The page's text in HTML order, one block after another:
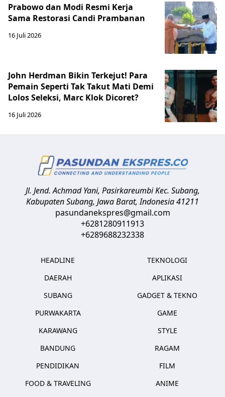
Prabowo dan Modi Resmi Kerja
Sama Restorasi Candi Prambanan
16 Juli 2026
John Herdman Bikin Terkejut! Para
Pemain Seperti Tak Takut Mati Demi
Lolos Seleksi, Marc Klok Dicoret?
16 Juli 2026
Jl. Jend. Achmad Yani, Pasirkareumbi Kec. Subang,
Kabupaten Subang, Jawa Barat,Indonesia41211
pasundanekspres@gmail.com
+6281280911913
+6289688232338
HEADLINE
DAERAH
SUBANG
PURWAKARTA
KARAWANG
BANDUNG
PENDIDIKAN
FOOD & TRAVELING
TEKNOLOGI
APLIKASI
GADGET & TEKNO
GAME
STYLE
RAGAM
FILM
ANIME